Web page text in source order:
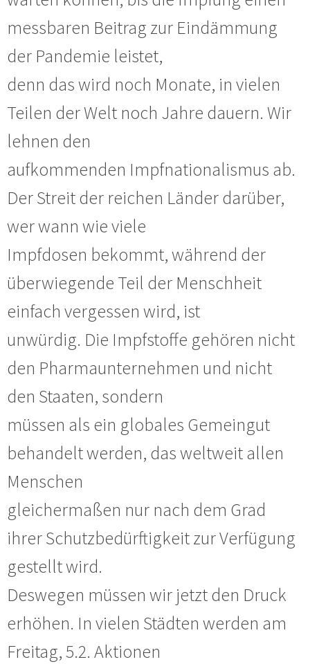
messbaren Beitrag zur Eindämmung
der Pandemie leistet,
denn das wird noch Monate, in vielen
Teilen der Welt noch Jahre dauern. Wir
lehnen den
aufkommenden Impfnationalismus ab.
Der Streit der reichen Länder darüber,
wer wann wie viele
Impfdosen bekommt, während der
überwiegende Teil der Menschheit
einfach vergessen wird, ist
unwürdig. Die Impfstoffe gehören nicht
den Pharmaunternehmen und nicht
den Staaten, sondern
müssen als ein globales Gemeingut
behandelt werden, das weltweit allen
Menschen
gleichermaßen nur nach dem Grad
ihrer Schutzbedürftigkeit zur Verfügung
gestellt wird.
Deswegen müssen wir jetzt den Druck
erhöhen. In vielen Städten werden am
Freitag, 5.2. Aktionen